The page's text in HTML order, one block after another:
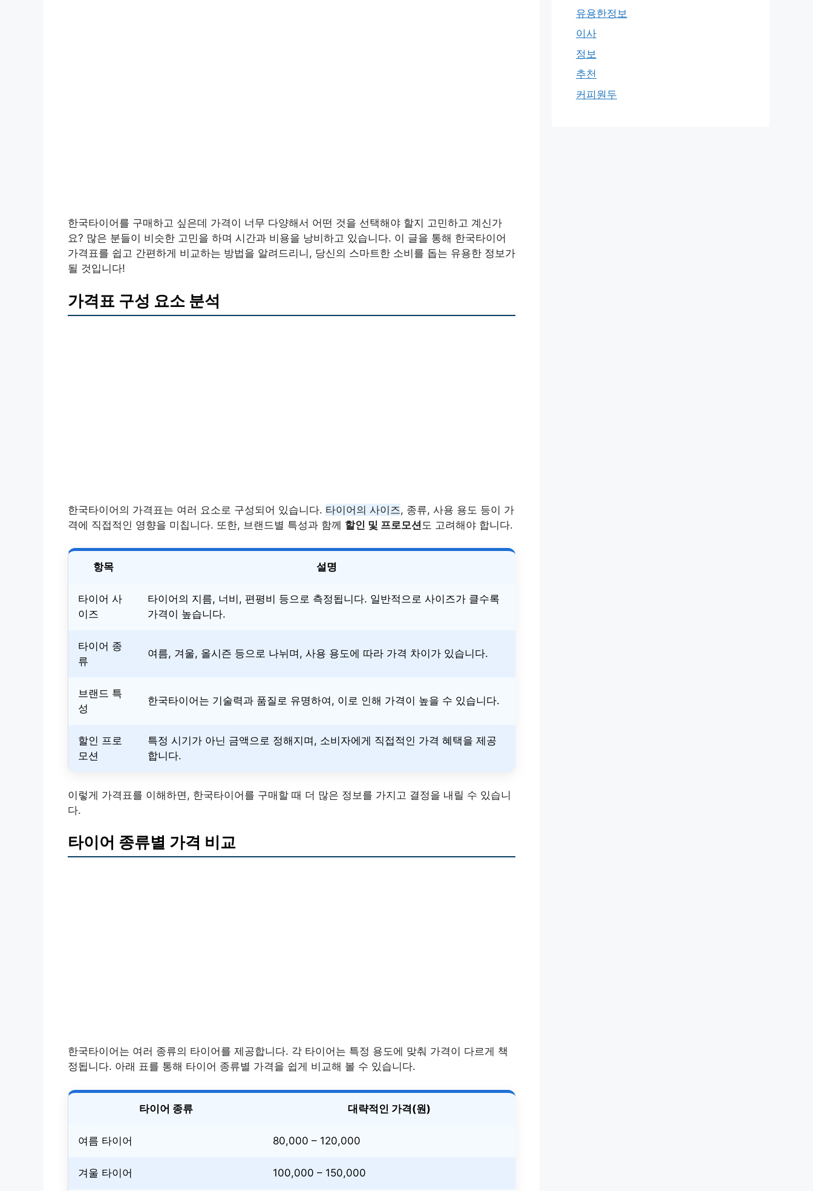
한국타이어를 구매하고 싶은데 가격이 너무 다양해서 어떤 것을 선택해야 할지 고민하고 계신가
요? 많은 분들이 비슷한 고민을 하며 시간과 비용을 낭비하고 있습니다. 이 글을 통해 한국타이어
가격표를 쉽고 간편하게 비교하는 방법을 알려드리니, 당신의 스마트한 소비를 돕는 유용한 정보가
될 것입니다!
가격표 구성 요소 분석
한국타이어의 가격표는 여러 요소로 구성되어 있습니다. 타이어의 사이즈, 종류, 사용 용도 등이 가
격에 직접적인 영향을 미칩니다. 또한, 브랜드별 특성과 함께 할인 및 프로모션 도 고려해야 합니다.
항목 설명
타이어 사
이즈
타이어의 지름, 너비, 편평비 등으로 측정됩니다. 일반적으로 사이즈가 클수록
가격이 높습니다.
타이어 종
류
여름, 겨울, 올시즌 등으로 나뉘며, 사용 용도에 따라 가격 차이가 있습니다.
브랜드 특
성
한국타이어는 기술력과 품질로 유명하여, 이로 인해 가격이 높을 수 있습니다.
할인 프로
모션
특정 시기가 아닌 금액으로 정해지며, 소비자에게 직접적인 가격 혜택을 제공
합니다.
이렇게 가격표를 이해하면, 한국타이어를 구매할 때 더 많은 정보를 가지고 결정을 내릴 수 있습니
다.
타이어 종류별 가격 비교
한국타이어는 여러 종류의 타이어를 제공합니다. 각 타이어는 특정 용도에 맞춰 가격이 다르게 책
정됩니다. 아래 표를 통해 타이어 종류별 가격을 쉽게 비교해 볼 수 있습니다.
타이어 종류 대략적인 가격(원)
여름 타이어 80,000 – 120,000
겨울 타이어 100,000 – 150,000
유용한정보
이사
정보
추천
커피원두